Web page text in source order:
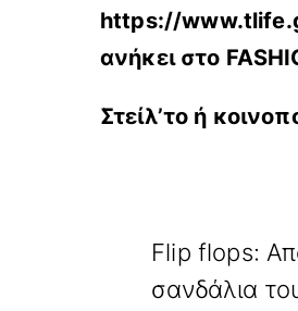
https://
ανήκει στο
Flip flops:
σανδάλια